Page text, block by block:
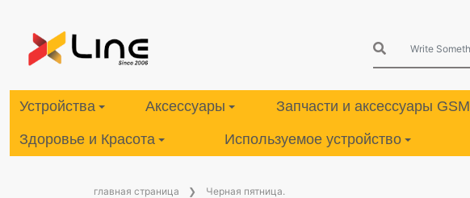
Устройства Аксессуары Запчасти и аксессуары GSM
Здоровье и Красота Используемое устройство
главная страница Черная пятница.